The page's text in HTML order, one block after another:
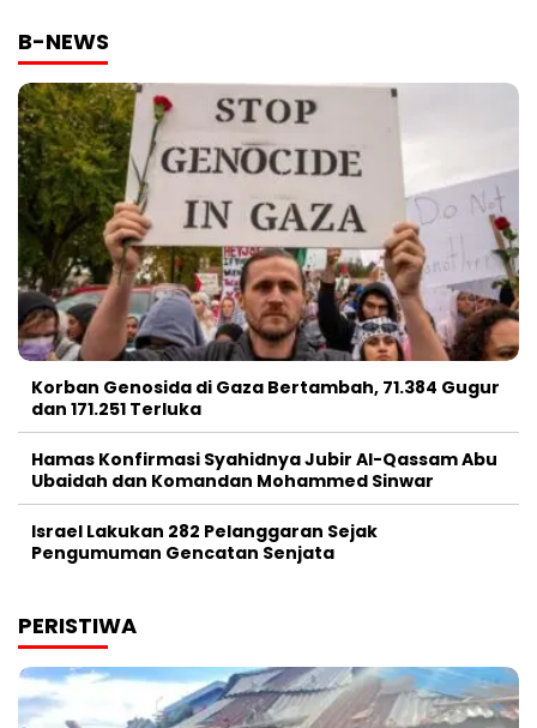
B-NEWS
Korban Genosida di Gaza Bertambah, 71.384 Gugur
dan 171.251 Terluka
Hamas Konfirmasi Syahidnya Jubir Al-Qassam Abu
Ubaidah dan Komandan Mohammed Sinwar
Israel Lakukan 282 Pelanggaran Sejak
Pengumuman Gencatan Senjata
PERISTIWA